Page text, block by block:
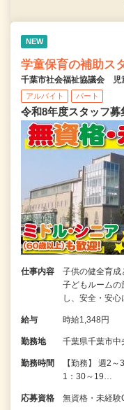
NEW
学童保育の補助ス
千葉市社会福祉協議会
アルバイト パート
令和8年度スタッフ
仕事内容
子供の健全育成
子どもルームの
し、安全・安
給与 時給1,348円
勤務地 千葉県千葉市中
勤務時間
【勤務】 週2
1：30～19…
応募資格 無資格・未経験